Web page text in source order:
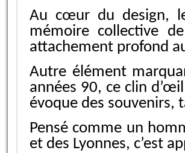
Au cœur du design,
mémoire collective
attachement profond
Autre élément
années 90, ce clin
évoque des souvenirs,
Pensé comme un
et des Lyonnes, c’est